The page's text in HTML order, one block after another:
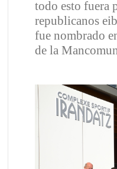
todo esto fuera
republicanos
fue nombrado
de la